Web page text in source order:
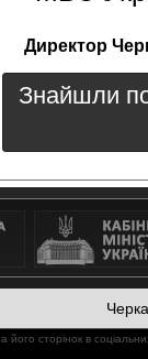
Директор
Знайшли
його сторінок в